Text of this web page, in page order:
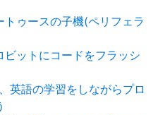
ゥースの子機(ペリフェラ
ビットにコードをフラッシ
英語の学習をしながらプロ